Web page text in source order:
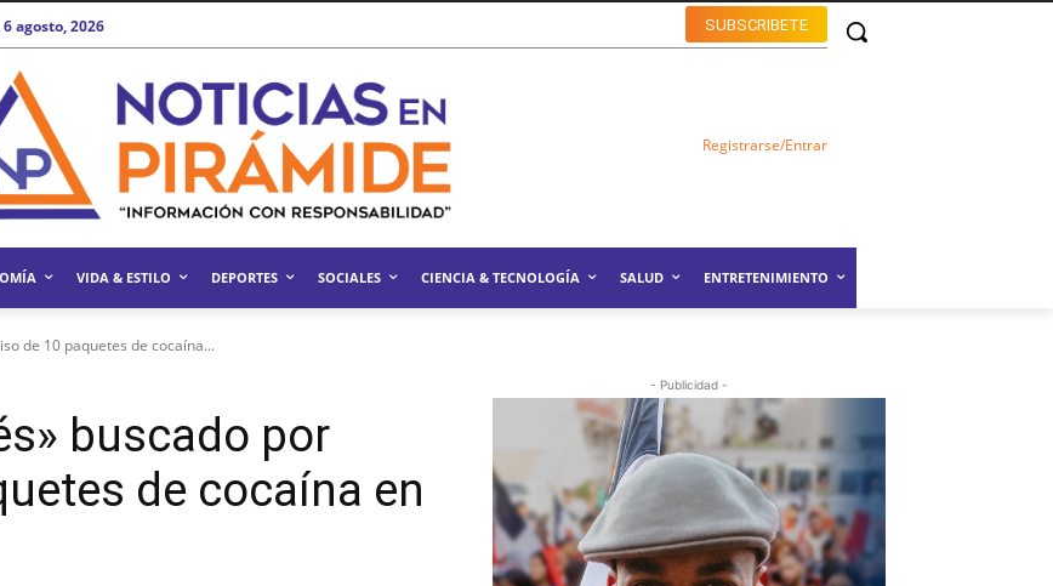
SUBSCRIBETE
6 agosto, 2026
Registrarse/Entrar
VIDA & ESTILO DEPORTES SOCIALES CIENCIA & TECNOLOGÍA SALUD ENTRETENIMIENTO
de 10 paquetes de cocaína...
buscado por
de cocaína en
- Publicidad -